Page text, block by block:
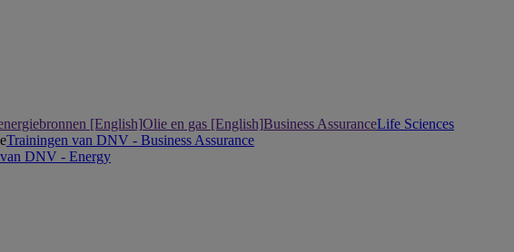
[English]Olie en gas [English]Business AssuranceLife Sciences
Trainingen van DNV - Business Assurance
DNV - Energy